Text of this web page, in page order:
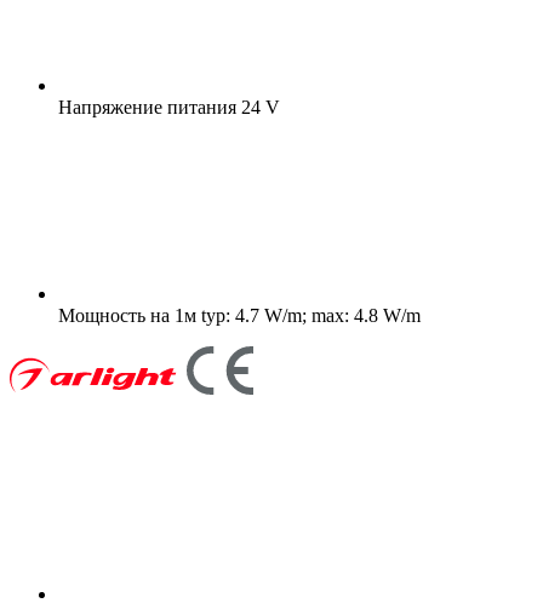
Напряжение питания 24 V
Мощность на 1м typ: 4.7 W/m; max: 4.8 W/m